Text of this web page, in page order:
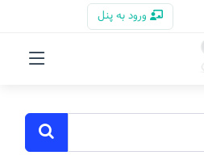
ورود به پنل